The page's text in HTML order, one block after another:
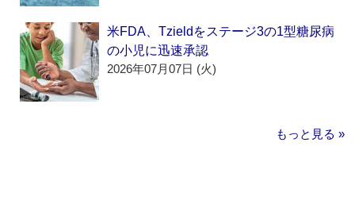
米FDA、Tzieldをステージ3の1型糖尿病
の小児に迅速承認
2026年07月07日 (火)
もっと見る »